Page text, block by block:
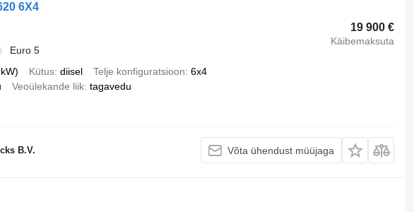
6X4
19 900 €
Käibemaksuta
Euro 5
Kütus diisel Telje konfiguratsioon 6x4
Veoülekande liik tagavedu
B.V. Võta ühendust müüjaga